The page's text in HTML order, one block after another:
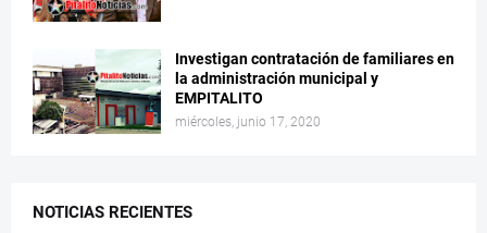
Investigan contratación de familiares en
la administración municipal y
EMPITALITO
miércoles, junio 17, 2020
NOTICIAS RECIENTES